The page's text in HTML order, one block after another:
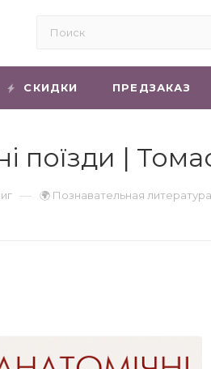
СКИДКИ ПРЕДЗАКАЗ
поїзди |
— 🌍 Познавательная литература